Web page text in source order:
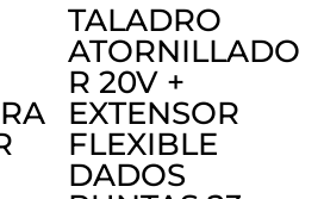
TALADRO
ATORNILLADO
R 20V +
EXTENSOR
FLEXIBLE
DADOS